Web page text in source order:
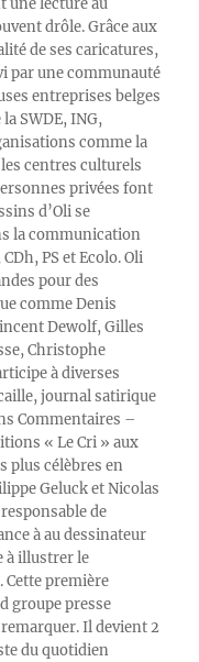
une lecture au
drôle. Grâce aux
de ses caricatures,
par une communauté
entreprises belges
SWDE, ING,
comme la
les centres culturels
privées font
d’Oli se
la communication
PS et Ecolo. Oli
pour des
comme Denis
Dewolf, Gilles
Christophe
à diverses
journal satirique
Commentaires –
« Le Cri » aux
plus célèbres en
Geluck et Nicolas
de
à au dessinateur
à illustrer le
Cette première
groupe presse
Il devient 2
du quotidien